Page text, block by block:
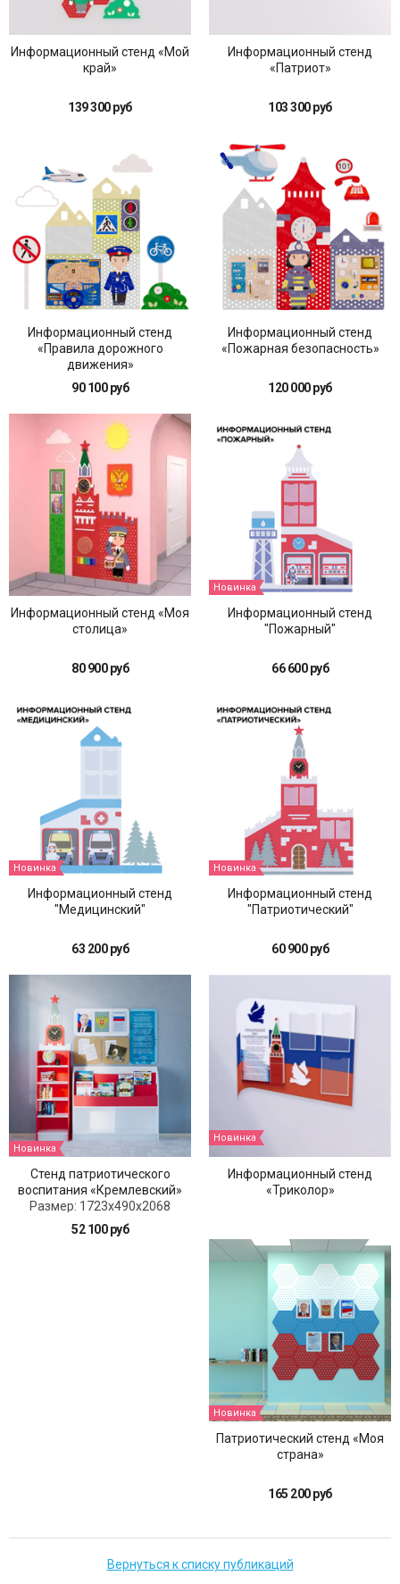
Информационный стенд «Мой
край»
139 300 руб
Информационный стенд
«Патриот»
103 300 руб
Информационный стенд
«Правила дорожного
движения»
90 100 руб
Информационный стенд
«Пожарная безопасность»
120 000 руб
Информационный стенд «Моя
столица»
80 900 руб
Новинка
Информационный стенд
"Пожарный"
66 600 руб
Новинка
Информационный стенд
"Медицинский"
63 200 руб
Новинка
Информационный стенд
"Патриотический"
60 900 руб
Новинка
Стенд патриотического
воспитания «Кремлевский»
Размер: 1723x490x2068
52 100 руб
Новинка
Информационный стенд
«Триколор»
Новинка
Патриотический стенд «Моя
страна»
165 200 руб
Вернуться к списку публикаций